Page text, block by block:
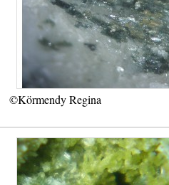
©Körmendy Regina